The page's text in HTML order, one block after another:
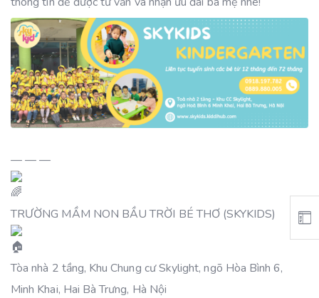
— — —
TRƯỜNG MẦM NON BẦU TRỜI BÉ THƠ (SKYKIDS)
Tòa nhà 2 tầng, Khu Chung cư Skylight, ngõ Hòa Bình 6,
Minh Khai, Hai Bà Trưng, Hà Nội